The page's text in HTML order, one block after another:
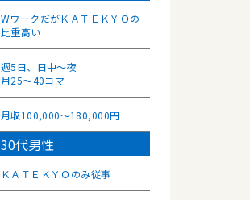
WワークだがＫＡＴＥＫＹＯの
比重高い
週5日、日中～夜
月25～40コマ
月収100,000～180,000円
30代男性
ＫＡＴＥＫＹＯのみ従事